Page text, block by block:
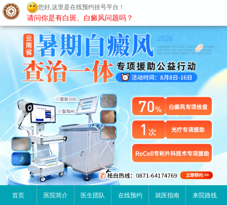
昆明白癜风医院
首页 医院简介 医生团队 在线预约 就医指南 来院路线
您好,这里是在线预约挂号平台！
请问你是有白斑、白癜风问题吗？